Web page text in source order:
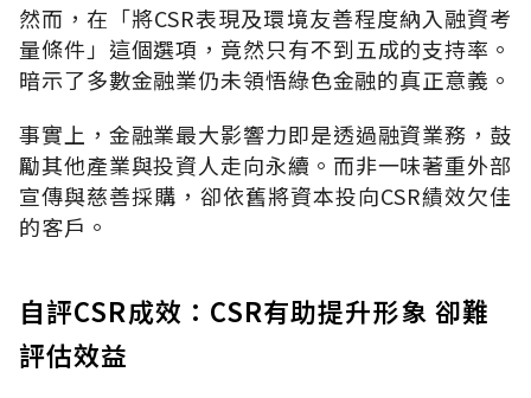
然而，在「將CSR表現及環境友善程度納入融資考
量條件」這個選項，竟然只有不到五成的支持率。
暗示了多數金融業仍未領悟綠色金融的真正意義。
事實上，金融業最大影響力即是透過融資業務，鼓
勵其他產業與投資人走向永續。而非一味著重外部
宣傳與慈善採購，卻依舊將資本投向CSR績效欠佳
的客戶。
自評CSR成效：CSR有助提升形象 卻難
評估效益